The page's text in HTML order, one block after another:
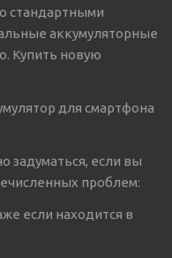
стандартными
аккумуляторные
Купить новую
для смартфона
задуматься, если вы
проблем:
если находится в